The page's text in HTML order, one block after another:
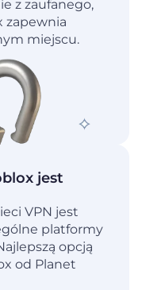
z zaufanego,
zapewnia
miejscu.
jest
VPN jest
platformy
opcją
od Planet